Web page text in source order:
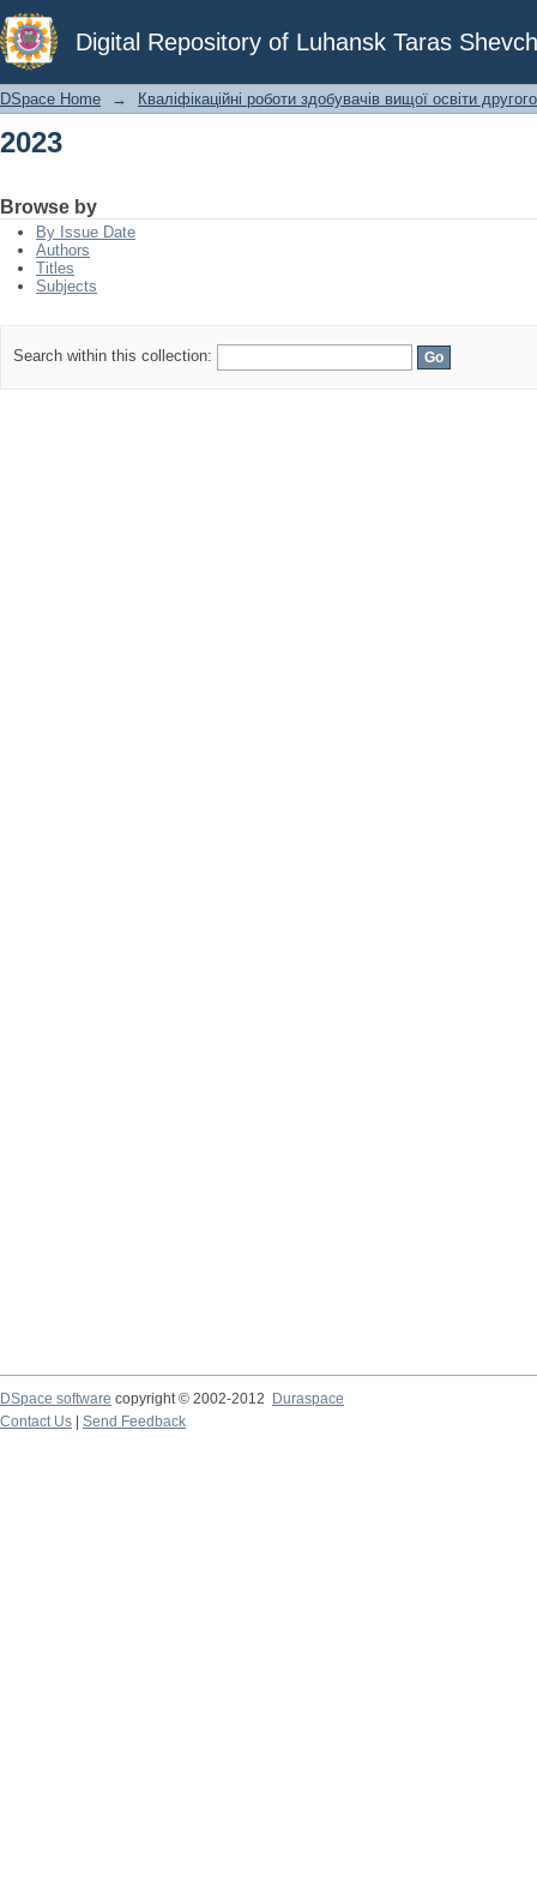
Digital Repository of Luhansk Taras
2023
DSpace Home → Кваліфікаційні роботи здобувачів вищої освіти
2023
Browse by
By Issue Date
Authors
Titles
Subjects
Search within this collection:
DSpace software copyright © 2002-2012
Duraspace
Contact Us
Send Feedback